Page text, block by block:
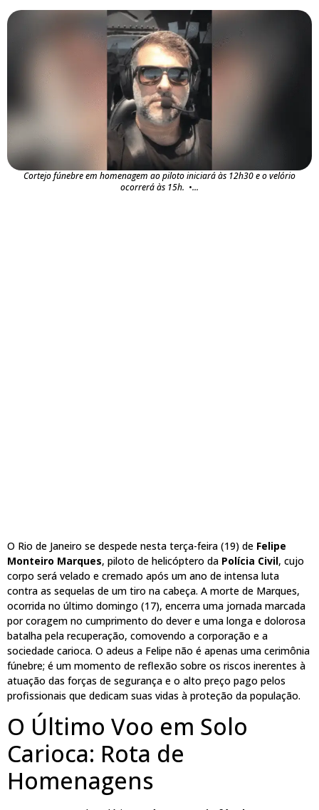
Cortejo fúnebre em homenagem ao piloto iniciará às 12h30 e o velório
ocorrerá às 15h. •...
O Rio de Janeiro se despede nesta terça-feira (19) de Felipe
Monteiro Marques, piloto de helicóptero da Polícia Civil, cujo
corpo será velado e cremado após um ano de intensa luta
contra as sequelas de um tiro na cabeça. A morte de Marques,
ocorrida no último domingo (17), encerra uma jornada marcada
por coragem no cumprimento do dever e uma longa e dolorosa
batalha pela recuperação, comovendo a corporação e a
sociedade carioca. O adeus a Felipe não é apenas uma cerimônia
fúnebre; é um momento de reflexão sobre os riscos inerentes à
atuação das forças de segurança e o alto preço pago pelos
profissionais que dedicam suas vidas à proteção da população.
O Último Voo em Solo
Carioca: Rota de
Homenagens